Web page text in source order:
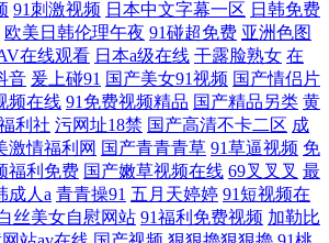
91刺激视频 日本中文字幕一区 日韩免费
欧美日韩伦理午夜 91碰超免费 亚洲色图
在线观看 日本a级在线 干露脸熟女 在
音 爰上碰91 国产美女91视频 国产情侣片
频在线 91免费视频精品 国产精品另类 黄
利社 污网址18禁 国产高清不卡二区 成
激情福利网 国产青青青草 91草逼视频 免
福利免费 国产嫩草视频在线 69叉叉叉 最
成人a 青青操91 五月天婷婷 91短视频在
丝美女自慰网站 91福利免费视频 加勒比